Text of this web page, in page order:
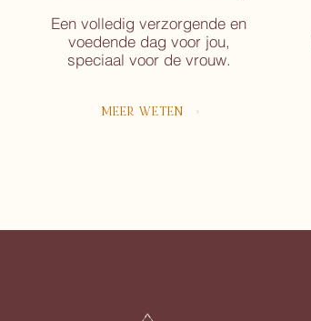
Een volledig verzorgende en
voedende dag voor jou,
speciaal voor de vrouw.
MEER WETEN